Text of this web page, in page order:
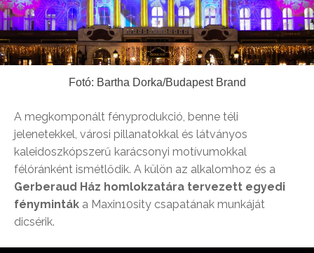
Fotó: Bartha Dorka/Budapest Brand
A megkomponált fényprodukció, benne téli
jelenetekkel, városi pillanatokkal és látványos
kaleidoszkópszerű karácsonyi motívumokkal
félóránként ismétlődik. A külön az alkalomhoz és a
Gerberaud Ház homlokzatára tervezett egyedi
fényminták a Maxin10sity csapatának munkáját
dicsérik.